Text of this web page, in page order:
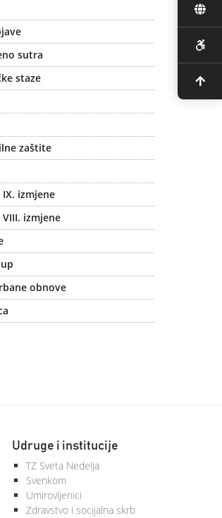
sutra
staze
zaštite
izmjene
izmjene
obnove
Udruge i institucije
TZ Sveta Nedelja
Svenkom
Umirovljenici
Zdravstvo i socijalna skrb